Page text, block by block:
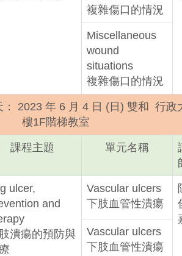
複雜傷口的情況
Miscellaneous
wound
situations
複雜傷口的情況
： 2023 年 6 月 4 日 (日) 雙和 行政
樓1F階梯教室
課程主題 單元名稱
ulcer,
and
潰瘍的預防與
Vascular ulcers
下肢血管性潰瘍
Vascular ulcers
下肢血管性潰瘍